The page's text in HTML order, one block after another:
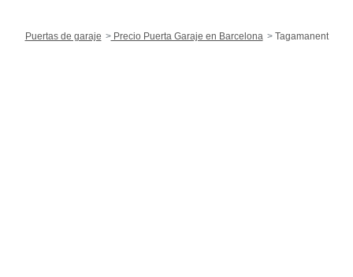
Puertas de garaje Precio Puerta Garaje en Barcelona Tagamanent